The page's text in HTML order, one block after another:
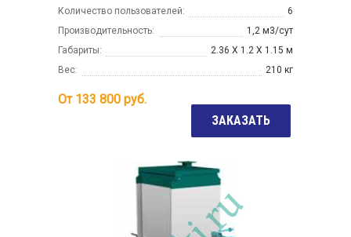
Количество пользователей:
6
Производительность:
1,2 м3/сут
Габариты:
2.36 Х 1.2 Х 1.15 м
Вес:
210 кг
От 133 800 руб.
ЗАКАЗАТЬ